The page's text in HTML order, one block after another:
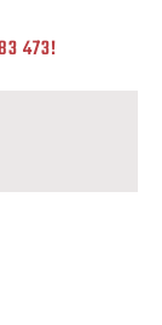
473!